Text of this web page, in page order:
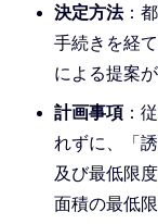
決定方法：
手続きを経
による提案が
計画事項 ：
れずに、「
及び最低限
面積の最低